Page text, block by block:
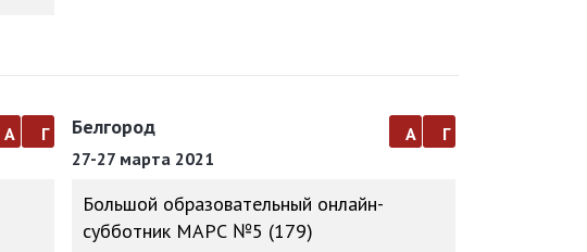
а г Белгород
27-27 марта 2021
а г
Большой образовательный онлайн-
субботник МАРС №5 (179)